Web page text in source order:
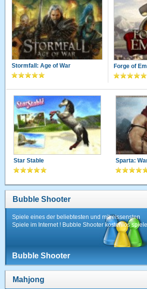
Stormfall: Age of War Forge of
Star Stable Sparta:
Bubble Shooter
Spiele eines der beliebtesten und mitreissensten
Spiele im Internet ! Bubble Shooter kostenlos
Bubble Shooter
Mahjong